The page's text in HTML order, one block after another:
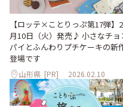
【ロッテ×ことりっぷ第17弾】2
月10日（火）発売♪ 小さなチョ
パイとふんわりプチケーキの新
登場です
山形県 [PR] 2026.02.10